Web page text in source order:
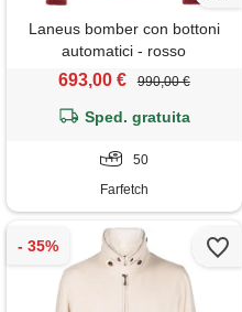
Laneus bomber con bottoni
automatici - rosso
693,00 € 990,00 €
Sped. gratuita
50
Farfetch